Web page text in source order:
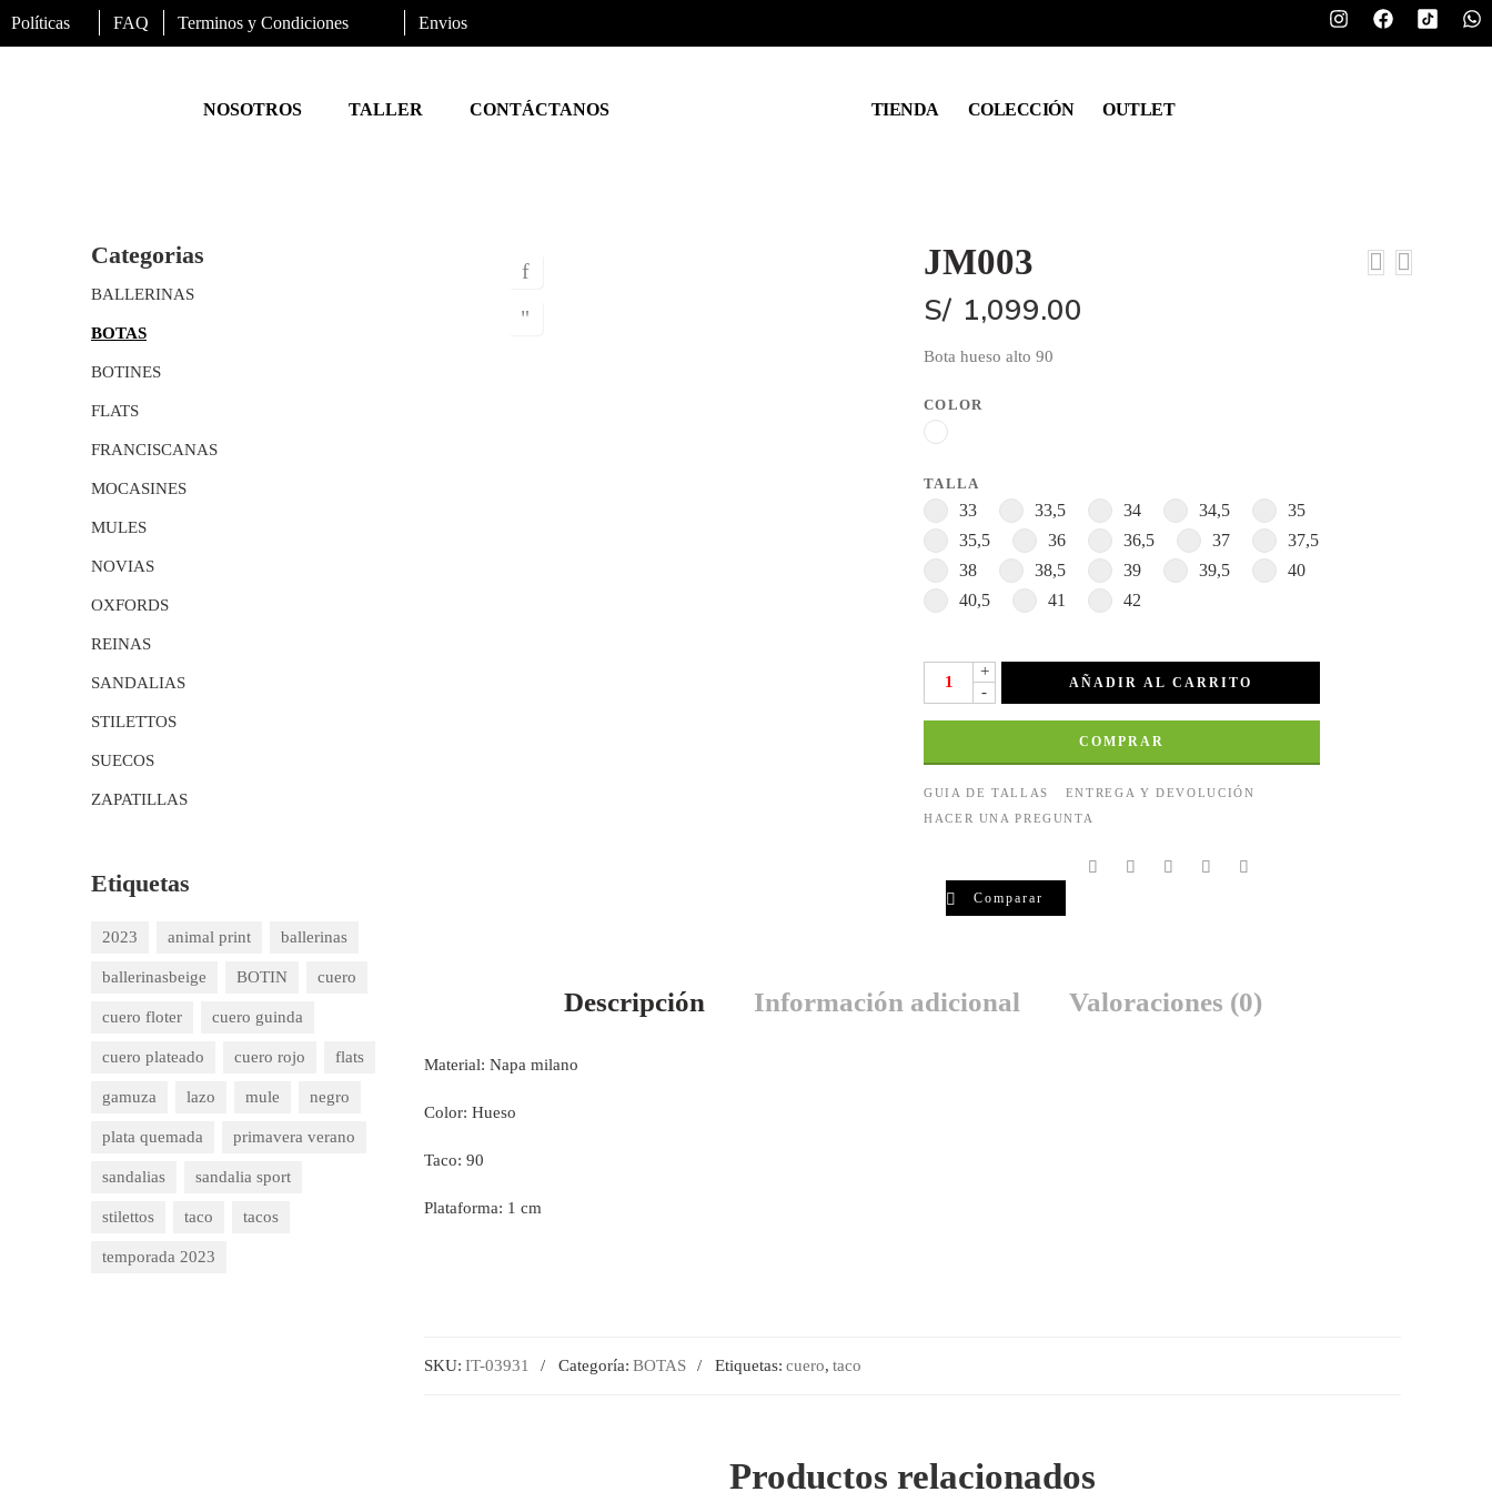
Políticas FAQ Terminos y Condiciones Envios
NOSOTROS TALLER CONTÁCTANOS TIENDA COLECCIÓN OUTLET
JM003
S/ 1,099.00
Bota hueso alto 90
COLOR
TALLA
33 33,5 34 34,5
35
35,5
36 36,5 37
37,5
38
38,5 39 39,5
40
40,5
41 42
+
-
AÑADIR AL CARRITO
COMPRAR
GUIA DE TALLAS
ENTREGA Y DEVOLUCIÓN
HACER UNA PREGUNTA
Comparar
Descripción Información adicional Valoraciones (0)
Material: Napa milano
Color: Hueso
Taco: 90
Plataforma: 1 cm
SKU: IT-03931 Categoría: BOTAS Etiquetas: cuero, taco
Productos relacionados
Categorias
BALLERINAS
BOTAS
BOTINES
FLATS
FRANCISCANAS
MOCASINES
MULES
NOVIAS
OXFORDS
REINAS
SANDALIAS
STILETTOS
SUECOS
ZAPATILLAS
Etiquetas
2023 animal print ballerinas
ballerinasbeige BOTIN cuero
cuero floter cuero guinda
cuero plateado cuero rojo flats
gamuza lazo mule negro
plata quemada primavera verano
sandalias sandalia sport
stilettos taco tacos
temporada 2023